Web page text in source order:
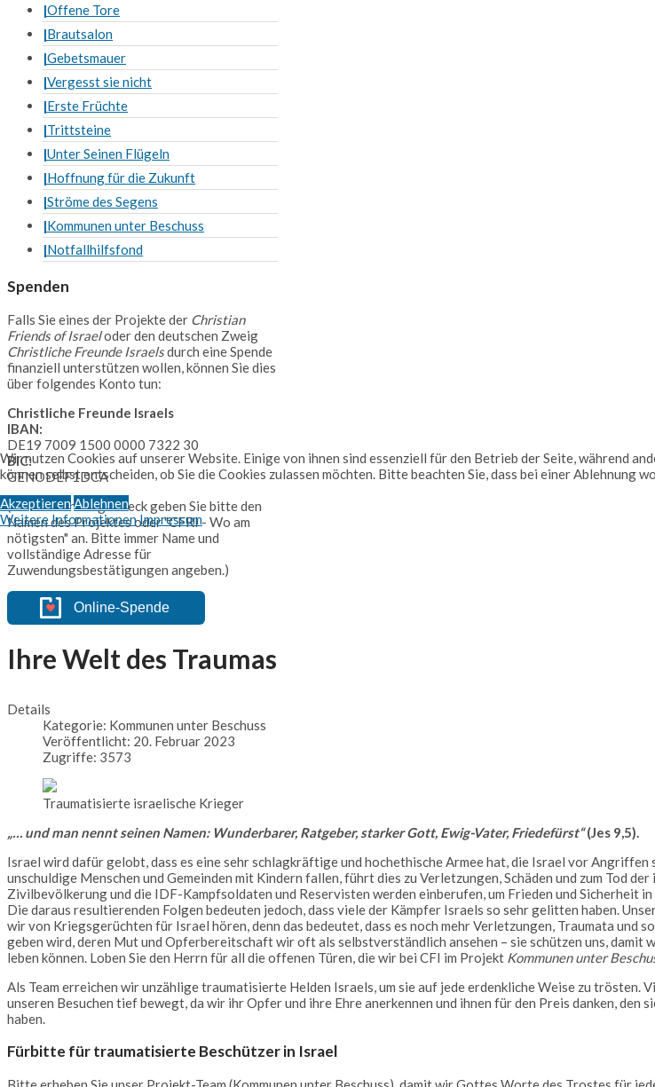
Offene Tore
Brautsalon
Gebetsmauer
Vergesst sie nicht
Erste Früchte
Trittsteine
Unter Seinen Flügeln
Hoffnung für die Zukunft
Ströme des Segens
Kommunen unter Beschuss
Notfallhilfsfond
Spenden
Falls Sie eines der Projekte der Christian
Friends of Israeloder den deutschen Zweig
Christliche Freunde Israelsdurch eine Spende
finanziell unterstützen wollen, können Sie dies
über folgendes Konto tun:
Christliche Freunde Israels
IBAN:
DE19 7009 1500 0000 7322 30
BIC:
GENODEF1DCA
(Als Verwendungszweck geben Sie bitte den
Namen des Projektes oder "CFRI - Wo am
nötigsten" an. Bitte immer Name und
vollständige Adresse für
Zuwendungsbestätigungen angeben.)
Online-Spende
Ihre Welt des Traumas
Details
Kategorie: Kommunen unter Beschuss
Veröffentlicht: 20. Februar 2023
Zugriffe: 3573
Traumatisierte israelische Krieger
„… und man nennt seinen Namen: Wunderbarer, Ratgeber, starker Gott, Ewig-Vater, Friedefürst“(Jes 9,5).
Israel wird dafür gelobt, dass es eine sehr schlagkräftige und hochethische Armee hat, die Israel vor Angriffen
unschuldige Menschen und Gemeinden mit Kindern fallen, führt dies zu Verletzungen, Schäden und zum Tod der
Zivilbevölkerung und die IDF-Kampfsoldaten und Reservisten werden einberufen, um Frieden und Sicherheit
Die daraus resultierenden Folgen bedeuten jedoch, dass viele der Kämpfer Israels so sehr gelitten haben.
wir von Kriegsgerüchten für Israel hören, denn das bedeutet, dass es noch mehr Verletzungen, Traumata und
geben wird, deren Mut und Opferbereitschaft wir oft als selbstverständlich ansehen – sie schützen uns, damit
leben können. Loben Sie den Herrn für all die offenen Türen, die wir bei CFI im Projekt Kommunen unter
Als Team erreichen wir unzählige traumatisierte Helden Israels, um sie auf jede erdenkliche Weise zu trösten.
unseren Besuchen tief bewegt, da wir ihr Opfer und ihre Ehre anerkennen und ihnen für den Preis danken, den
haben.
Fürbitte für traumatisierte Beschützer in Israel
Wir nutzen Cookies auf unserer Website. Einige von ihnen sind essenziell für den Betrieb der Seite, während
können selbst entscheiden, ob Sie die Cookies zulassen möchten. Bitte beachten Sie, dass bei einer Ablehnung
Akzeptieren Ablehnen
Weitere InformationenImpressum